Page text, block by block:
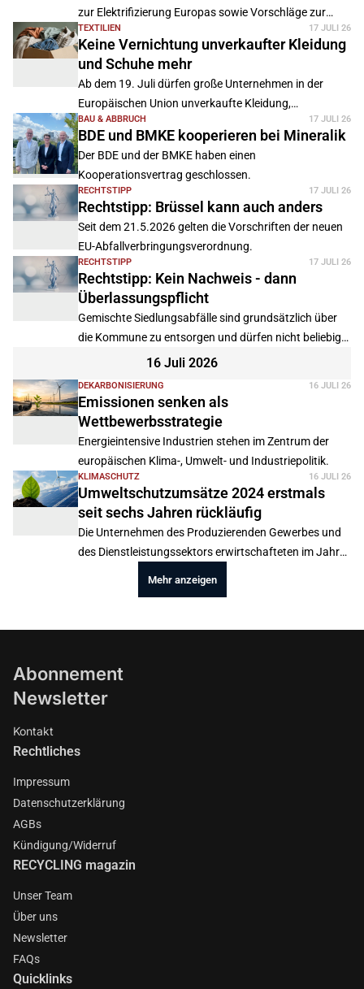
zur Elektrifizierung Europas sowie Vorschläge zur
Überarbeitung des europäischen
Emissionshandelssystems vorgestellt.
TEXTILIEN 17 JULI 26
Keine Vernichtung unverkaufter Kleidung
und Schuhe mehr
Ab dem 19. Juli dürfen große Unternehmen in der
Europäischen Union unverkaufte Kleidung,
Bekleidungszubehör und Schuhe nicht mehr
vernichten.
BAU & ABBRUCH 17 JULI 26
BDE und BMKE kooperieren bei Mineralik
Der BDE und der BMKE haben einen
Kooperationsvertrag geschlossen.
RECHTSTIPP 17 JULI 26
Rechtstipp: Brüssel kann auch anders
Seit dem 21.5.2026 gelten die Vorschriften der neuen
EU-Abfallverbringungsverordnung.
RECHTSTIPP 17 JULI 26
Rechtstipp: Kein Nachweis - dann
Überlassungspflicht
Gemischte Siedlungsabfälle sind grundsätzlich über
die Kommune zu entsorgen und dürfen nicht beliebig
einem privaten Entsorger überlassen werden.
16 Juli 2026
DEKARBONISIERUNG 16 JULI 26
Emissionen senken als
Wettbewerbsstrategie
Energieintensive Industrien stehen im Zentrum der
europäischen Klima-, Umwelt- und Industriepolitik.
KLIMASCHUTZ 16 JULI 26
Umweltschutzumsätze 2024 erstmals
seit sechs Jahren rückläufig
Die Unternehmen des Produzierenden Gewerbes und
des Dienstleistungssektors erwirtschafteten im Jahr
Mehr anzeigen
Abonnement
Newsletter
Kontakt
Rechtliches
Impressum
Datenschutzerklärung
AGBs
Kündigung/Widerruf
RECYCLING magazin
Unser Team
Über uns
Newsletter
FAQs
Quicklinks